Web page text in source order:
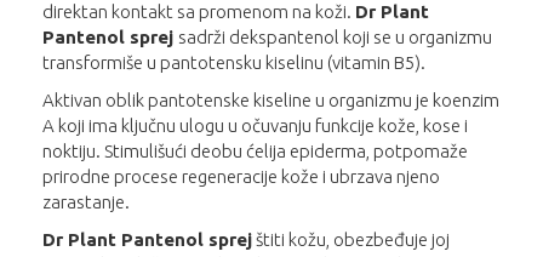
direktan kontakt sa promenom na koži. Dr Plant
Pantenol sprej sadrži dekspantenol koji se u organizmu
transformiše u pantotensku kiselinu (vitamin B5).
Aktivan oblik pantotenske kiseline u organizmu je koenzim
A koji ima ključnu ulogu u očuvanju funkcije kože, kose i
noktiju. Stimulišući deobu ćelija epiderma, potpomaže
prirodne procese regeneracije kože i ubrzava njeno
zarastanje.
Dr Plant Pantenol sprejštiti kožu, obezbeđuje joj